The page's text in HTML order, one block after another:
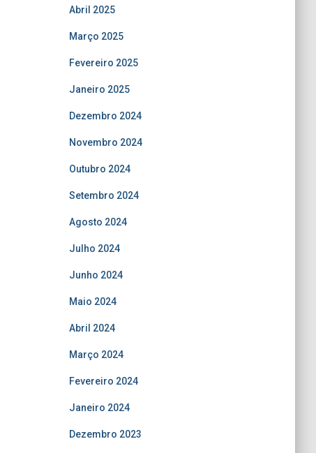
Abril 2025
Março 2025
Fevereiro 2025
Janeiro 2025
Dezembro 2024
Novembro 2024
Outubro 2024
Setembro 2024
Agosto 2024
Julho 2024
Junho 2024
Maio 2024
Abril 2024
Março 2024
Fevereiro 2024
Janeiro 2024
Dezembro 2023